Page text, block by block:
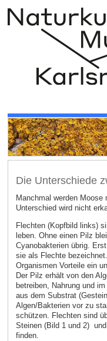
Die Unterschiede
Manchmal werden
Unterschied wird nicht
Flechten (Kopfbild links)
leben. Ohne einen Pilz
Cyanobakterien übrig.
sie als Flechte
Organismen Vorteile ein
Der Pilz erhält von den
betreiben, Nahrung und
aus dem Substrat
Algen/Bakterien vor zu
schützen. Flechten sind
Steinen (Bild 1 und 2)
finden.